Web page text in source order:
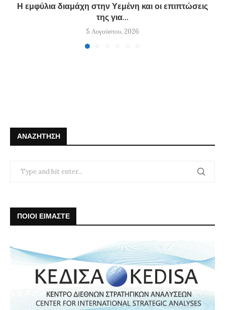
Η εμφύλια διαμάχη στην Υεμένη και οι επιπτώσεις
της για...
5 Αυγούστου, 2026
ΑΝΑΖΉΤΗΣΗ
ΠΟΙΟΙ ΕΙΜΑΣΤΕ